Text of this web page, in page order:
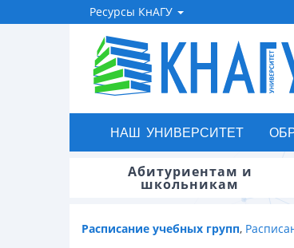
Ресурсы КнАГУ
НАШ УНИВЕРСИТЕТ
Абитуриентам и
школьникам
Расписание учебных групп,